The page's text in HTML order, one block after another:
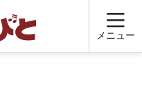
メニュー